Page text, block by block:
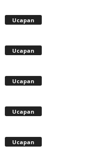
Ucapan
Ucapan
Ucapan
Ucapan
Ucapan